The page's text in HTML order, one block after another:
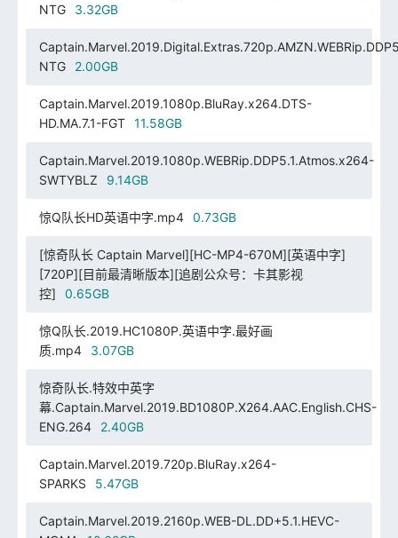
NTG
3.32GB
NTG
2.00GB
Captain.Marvel.2019.1080p.BluRay.x264.DTS-
HD.MA.7.1-FGT
11.58GB
Captain.Marvel.2019.1080p.WEBRip.DDP5.1.Atmos.x264-
SWTYBLZ
9.14GB
惊Q队长HD英语中字.mp4 0.73GB
[惊奇队长 Captain Marvel][HC-MP4-670M][英语中字]
[720P][目前最清晰版本][追剧公众号：卡其影视
控]
0.65GB
惊Q队长.2019.HC1080P.英语中字.最好画
质.mp4
3.07GB
惊奇队长.特效中英字
幕.Captain.Marvel.2019.BD1080P.X264.AAC.English.CHS-
ENG.264
2.40GB
Captain.Marvel.2019.720p.BluRay.x264-
SPARKS
5.47GB
Captain.Marvel.2019.2160p.WEB-DL.DD+5.1.HEVC-